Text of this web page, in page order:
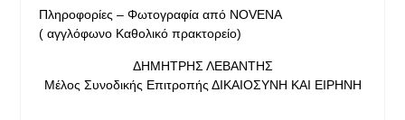
Πληροφορίες – Φωτογραφία από NOVENA
( αγγλόφωνο Καθολικό πρακτορείο)
ΔΗΜΗΤΡΗΣ ΛΕΒΑΝΤΗΣ
Μέλος Συνοδικής Επιτροπής ΔΙΚΑΙΟΣΥΝΗ ΚΑΙ ΕΙΡΗΝΗ